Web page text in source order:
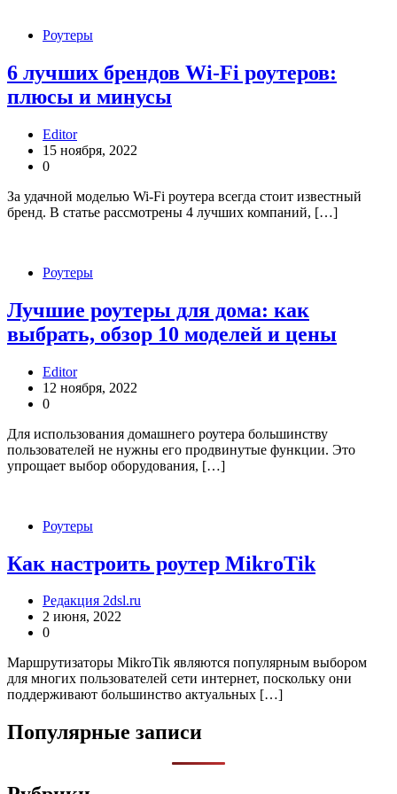
Роутеры
6 лучших брендов Wi-Fi роутеров:
плюсы и минусы
Editor
15 ноября, 2022
0
За удачной моделью Wi-Fi роутера всегда стоит известный
бренд. В статье рассмотрены 4 лучших компаний, […]
Роутеры
Лучшие роутеры для дома: как
выбрать, обзор 10 моделей и цены
Editor
12 ноября, 2022
0
Для использования домашнего роутера большинству
пользователей не нужны его продвинутые функции. Это
упрощает выбор оборудования, […]
Роутеры
Как настроить роутер MikroTik
Редакция 2dsl.ru
2 июня, 2022
0
Маршрутизаторы MikroTik являются популярным выбором
для многих пользователей сети интернет, поскольку они
поддерживают большинство актуальных […]
Популярные записи